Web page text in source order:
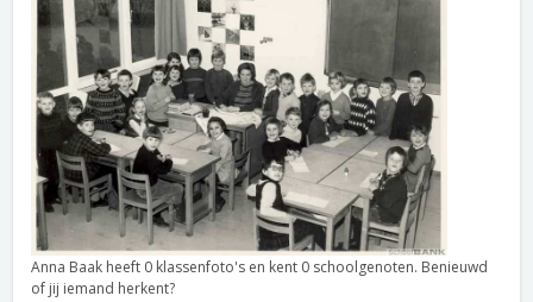
Anna Baak heeft 0 klassenfoto's en kent 0 schoolgenoten. Benieuwd
of jij iemand herkent?